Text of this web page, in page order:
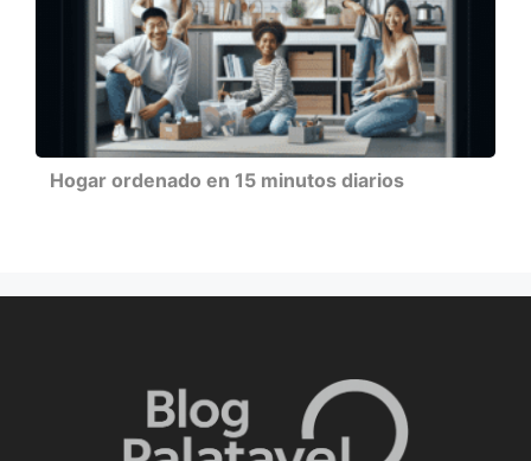
Hogar ordenado en 15 minutos diarios